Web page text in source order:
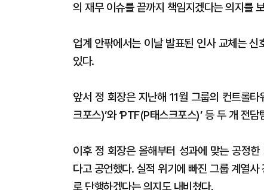
의 재무 이슈를 끝까지 책임지겠다는 의지를
업계 안팎에서는 이날 발표된 인사 교체는
있다.
앞서 정 회장은 지난해 11월 그룹의 컨트롤
크포스)’와 ‘PTF(P태스크포스)’ 등 두 개 전
이후 정 회장은 올해부터 성과에 맞는 공정
다고 공언했다. 실적 위기에 빠진 그룹 계열
로 단행하겠다는 의지도 내비쳤다.